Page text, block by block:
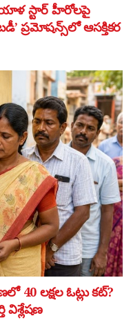
స్టార్ హీరోలపై
ప్రమోషన్స్‌లో ఆసక్తికర
40 లక్షల ఓట్లు కట్?
విశ్లేషణ